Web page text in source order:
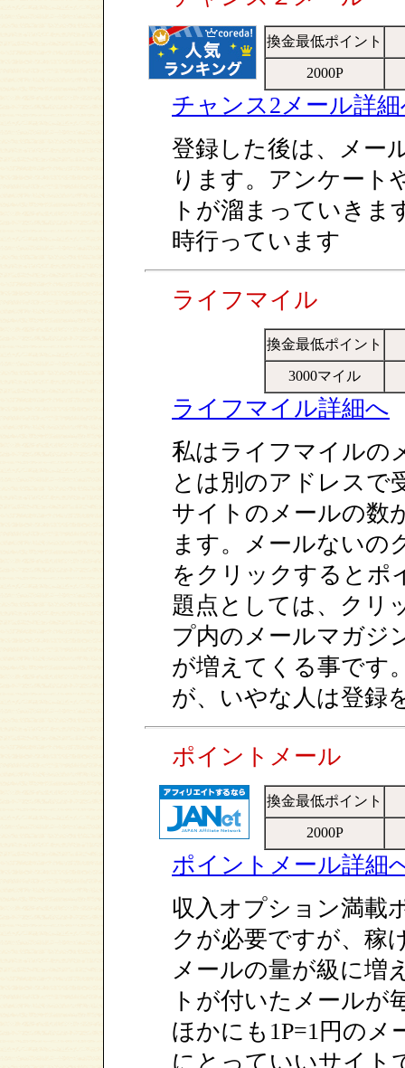
換金最低ポイント
2000P
チャンス2メール詳
登録した後は、メー
ります。アンケート
トが溜まっていきま
時行っています
ライフマイル
換金最低ポイント
3000マイル
ライフマイル詳細へ
私はライフマイルの
とは別のアドレスで
サイトのメールの数
ます。メールないの
をクリックするとポ
題点としては、クリ
プ内のメールマガジ
が増えてくる事です
が、いやな人は登録
ポイントメール
換金最低ポイント
2000P
ポイントメール詳細
収入オプション満載
クが必要ですが、稼
メールの量が級に増
トが付いたメールが
ほかにも1P=1円の
にとっていいサイト